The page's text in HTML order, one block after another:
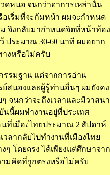
หนอ จนกว่าอาการเหล่านั้น
อเริ่มที่จะก้มหน้า ผมจะกำหนด
ม จึงกลับมากำหนดจิตที่หน้าท้อง
ประมาณ 30-60 นาที ผมอยาก
งหรือไม่ครับ
รรมฐาน แต่จากการอ่าน
สนองและผู้รู้ท่านอื่นๆ ผมยังคง
จนกว่าจะถึงเวลาและมีวาสนา
นนี้ผมทำงานอยู่ที่ประเทศ
ที่เมืองไทยประมาณ 2 สัปดาห์
ลากลับไปทำงานที่เมืองไทย
ๆ โดยตรง ได้เพียงแต่ศึกษาจาก
ามคิดที่ถูกตรงหรือไม่ครับ